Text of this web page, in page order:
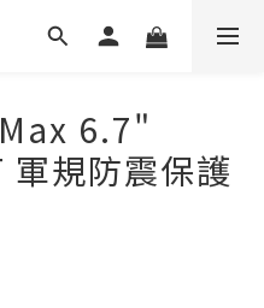
6.7"
軍規防震保護